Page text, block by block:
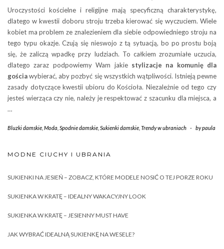
Uroczystości kościelne i religijne mają specyficzną charakterystykę,
dlatego w kwestii doboru stroju trzeba kierować się wyczuciem. Wiele
kobiet ma problem ze znalezieniem dla siebie odpowiedniego stroju na
tego typu okazje. Czują się nieswojo z tą sytuacją, bo po prostu boją
się, że zaliczą wpadkę przy ludziach. To całkiem zrozumiałe uczucia,
dlatego zaraz podpowiemy Wam jakie stylizacje na komunię dla
gościawybierać, aby pozbyć się wszystkich wątpliwości. Istnieją pewne
zasady dotyczące kwestii ubioru do Kościoła. Niezależnie od tego czy
jesteś wierząca czy nie, należy je respektować z szacunku dla miejsca, a
…
Bluzki damskie Moda Spodnie damskie Sukienki damskie Trendy w ubraniach - bypaula
MODNE CIUCHY I UBRANIA
SUKIENKI NA JESIEŃ – ZOBACZ, KTÓRE MODELE NOSIĆ O TEJ PORZE ROKU
SUKIENKA W KRATĘ – IDEALNY WAKACYJNY LOOK
SUKIENKA W KRATĘ – JESIENNY MUST HAVE
JAK WYBRAĆ IDEALNĄ SUKIENKĘ NA WESELE?